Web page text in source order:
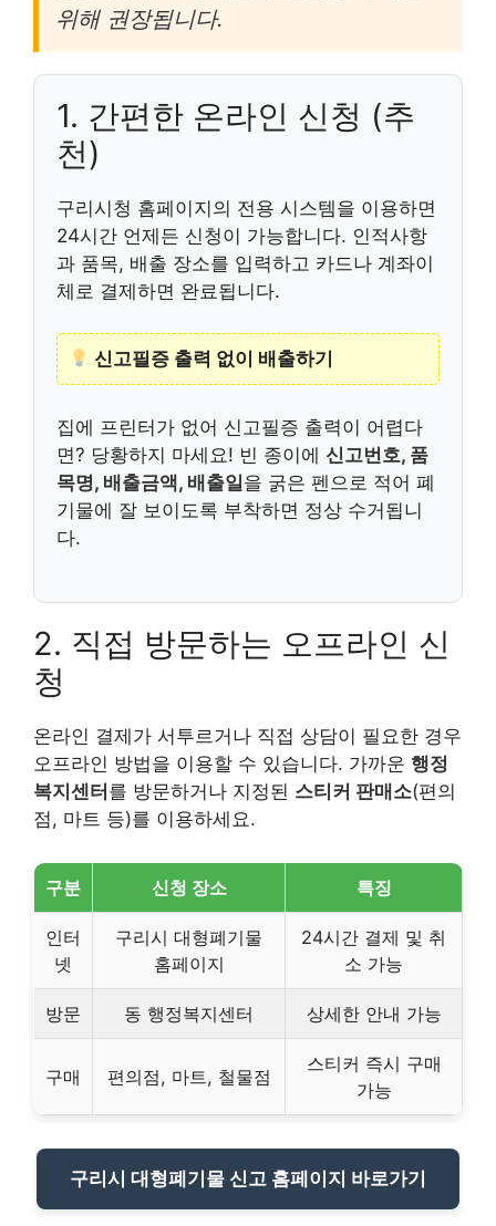
위해 권장됩니다.
1. 간편한 온라인 신청 (추
천)
구리시청 홈페이지의 전용 시스템을 이용하면
24시간 언제든 신청이 가능합니다. 인적사항
과 품목, 배출 장소를 입력하고 카드나 계좌이
체로 결제하면 완료됩니다.
신고필증 출력 없이 배출하기
집에 프린터가 없어 신고필증 출력이 어렵다
면? 당황하지 마세요! 빈 종이에 신고번호, 품
목명, 배출금액, 배출일을 굵은 펜으로 적어 폐
기물에 잘 보이도록 부착하면 정상 수거됩니
다.
2. 직접 방문하는 오프라인 신
청
온라인 결제가 서투르거나 직접 상담이 필요한 경우
오프라인 방법을 이용할 수 있습니다. 가까운 행정
복지센터 를 방문하거나 지정된 스티커 판매소(편의
점, 마트 등)를 이용하세요.
구분 신청 장소 특징
인터
넷
구리시 대형폐기물
홈페이지
24시간 결제 및 취
소 가능
방문 동 행정복지센터 상세한 안내 가능
구매 편의점, 마트, 철물점
스티커 즉시 구매
가능
구리시 대형폐기물 신고 홈페이지 바로가기